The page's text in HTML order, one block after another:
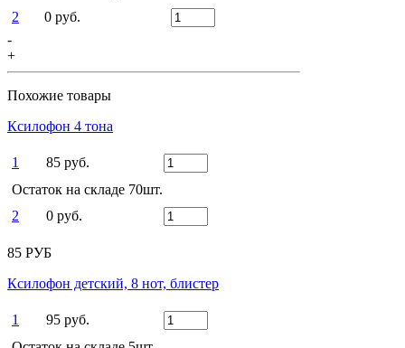
2
0 руб.
-
+
Похожие товары
Ксилофон 4 тона
1
85 руб.
Остаток на складе 70шт.
2
0 руб.
85 РУБ
Ксилофон детский, 8 нот, блистер
1
95 руб.